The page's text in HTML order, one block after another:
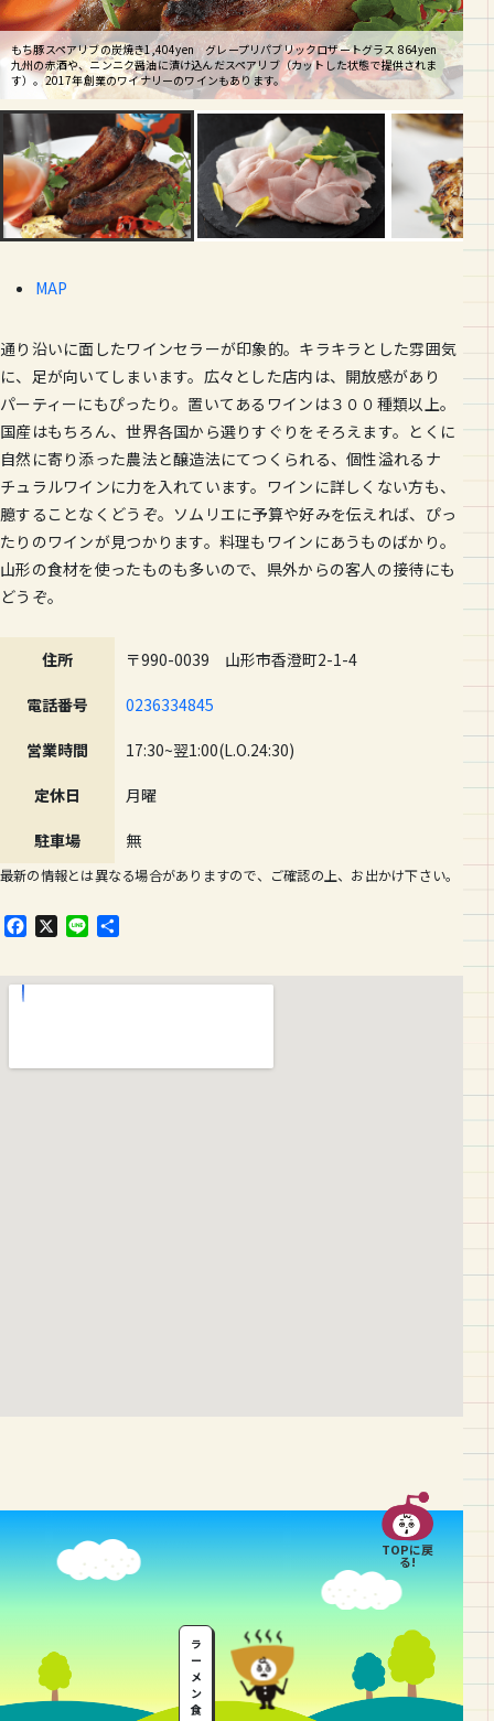
もち豚スペアリブの炭焼き1,404yen グレープリパブリックロザートグラス 864yen
九州の赤酒や、ニンニク醤油に漬け込んだスペアリブ（カットした状態で提供されま
す）。2017年創業のワイナリーのワインもあります。
もち豚の自家製ハム 756yen 塩漬けしたもち豚をゆっくりと火入れし、しっとりとし
た仕上がりに。肉感も脂感もあり食べごたえも充分。豚肉の甘みを味わってください。
穴子の炭焼き 1,296yen 魚介系の炭焼きもあります。こちらは夏バージョンとして、
キュウリのナムルと梅肉を添えて和テイストに仕上げています。
★生ビール（中）／594円 ★客単価／3000円〜
MAP
通り沿いに面したワインセラーが印象的。キラキラとした雰囲気
に、足が向いてしまいます。広々とした店内は、開放感があり
パーティーにもぴったり。置いてあるワインは３００種類以上。
国産はもちろん、世界各国から選りすぐりをそろえます。とくに
自然に寄り添った農法と醸造法にてつくられる、個性溢れるナ
チュラルワインに力を入れています。ワインに詳しくない方も、
臆することなくどうぞ。ソムリエに予算や好みを伝えれば、ぴっ
たりのワインが見つかります。料理もワインにあうものばかり。
山形の食材を使ったものも多いので、県外からの客人の接待にも
どうぞ。
住所 〒990-0039 山形市香澄町2-1-4
電話番号 0236334845
営業時間 17:30~翌1:00(L.O.24:30)
定休日 月曜
駐車場 無
最新の情報とは異なる場合がありますので、ご確認の上、お出かけ下さい。
F
e
X
L
e
TOPに戻
る!
ラ
ー
メ
ン
食